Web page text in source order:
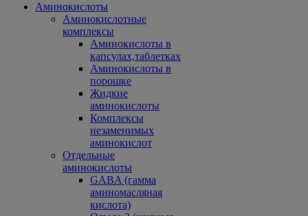
Аминокислоты
Аминокислотные
комплексы
Аминокислоты в
капсулах,таблетках
Аминокислоты в
порошке
Жидкие
аминокислоты
Комплексы
незаменимых
аминокислот
Отдельные
аминокислоты
GABA (гамма
аминомасляная
кислота)